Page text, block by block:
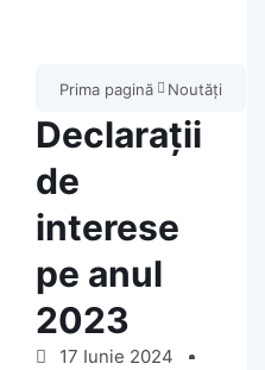
Prima pagină Noutăți
Declarații
de
interese
pe anul
2023
17 Iunie 2024